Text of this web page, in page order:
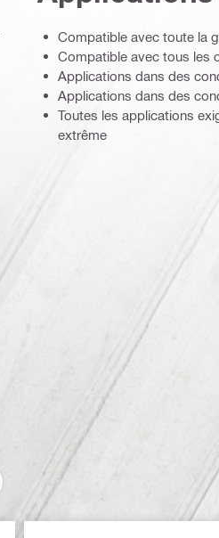
Compatible avec toute la
Compatible avec tous les
Applications dans des
Applications dans des
Toutes les applications
extrême